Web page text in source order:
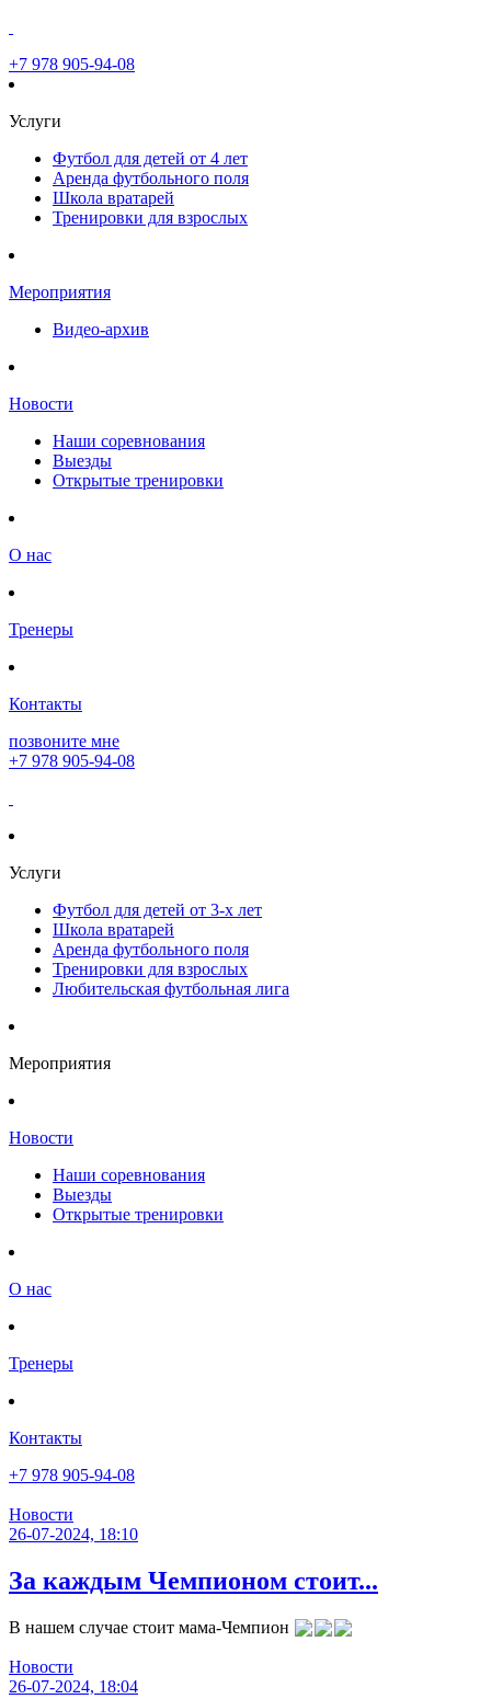
+7 978 905-94-08
Услуги
Футбол для детей от 4 лет
Аренда футбольного поля
Школа вратарей
Тренировки для взрослых
Мероприятия
Видео-архив
Новости
Наши соревнования
Выезды
Открытые тренировки
О нас
Тренеры
Контакты
позвоните мне
+7 978 905-94-08
Услуги
Футбол для детей от 3-х лет
Школа вратарей
Аренда футбольного поля
Тренировки для взрослых
Любительская футбольная лига
Мероприятия
Новости
Наши соревнования
Выезды
Открытые тренировки
О нас
Тренеры
Контакты
+7 978 905-94-08
Новости
26-07-2024, 18:10
За каждым Чемпионом стоит...
В нашем случае стоит мама-Чемпион
Новости
26-07-2024, 18:04